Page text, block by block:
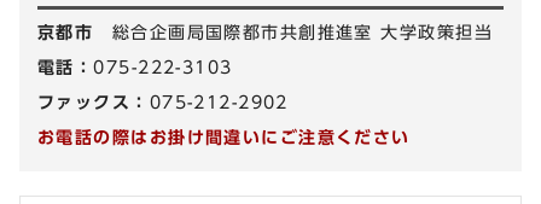
京都市 総合企画局国際都市共創推進室 大学政策担当
電話：075-222-3103
ファックス： 075-212-2902
お電話の際はお掛け間違いにご注意ください